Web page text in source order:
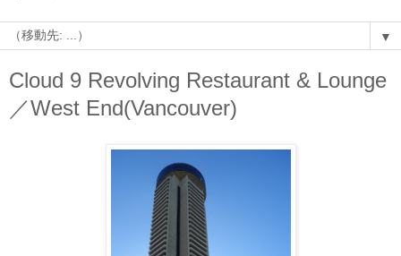
▼
Cloud 9 Revolving Restaurant & Lounge
／West End(Vancouver)